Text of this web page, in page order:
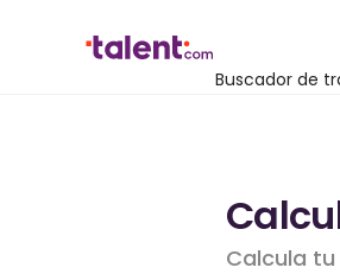
Buscador de
Calcula